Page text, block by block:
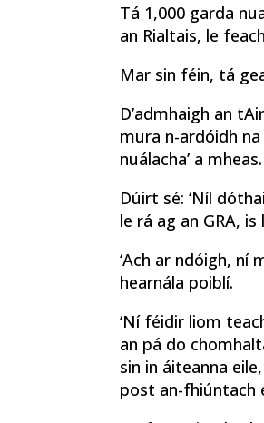
Tá 1,000 garda
an Rialtais, le
Mar sin féin, tá
D’admhaigh an
mura n-ardóidh
nuálacha’ a mheas.
Dúirt sé: ‘Níl
le rá ag an GRA,
‘Ach ar ndóigh, ní
hearnála poiblí.
‘Ní féidir liom
an pá do
sin in áiteanna
post an-fhiúntach